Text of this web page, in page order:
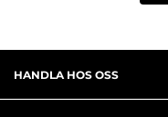
HANDLA HOS OSS